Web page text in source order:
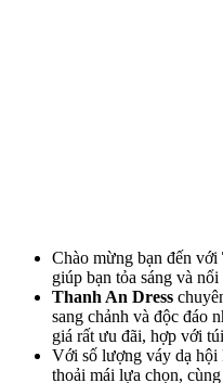
Chào mừng bạn đến với
giúp bạn tỏa sáng và
Thanh An Dress
sang chảnh và độc đáo
giá rất ưu đãi, hợp với
Với số lượng váy dạ hội
thoải mái lựa chọn,